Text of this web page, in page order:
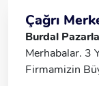
Çağrı
Burdal
Merhabalar. 3
Firmamizin